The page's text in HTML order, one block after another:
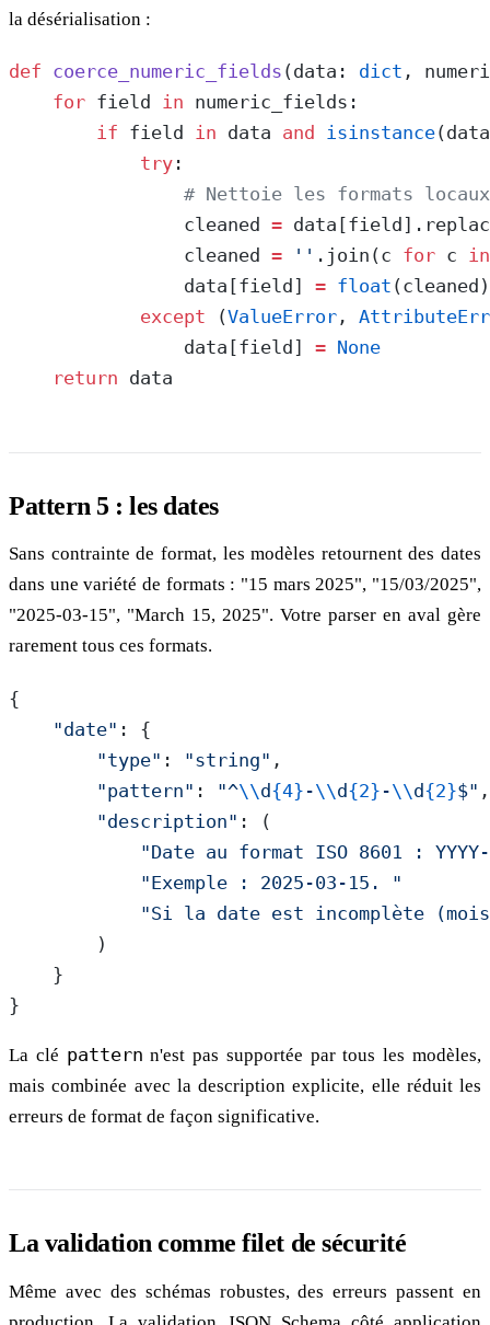
la désérialisation :
def coerce_numeric_fields (data: dict ,
    for
field in numeric_fields:
        if
field in data and isinstance
            try
:
# Nettoie les formats
                cleaned
=
                cleaned
= '' .join(c for c in
                data[field]
= float (cleaned)
            except
(ValueError ,
                data[field]
= None
    return
data
Pattern 5 : les dates
Sans contrainte de format, les modèles retournent des dates
dans une variété de formats : "15 mars 2025", "15/03/2025",
"2025-03-15", "March 15, 2025". Votre parser en aval gère
rarement tous ces formats.
{
    "date"
: {
        "type"
: "string" ,
        "pattern"
: "^\\d{4} -\\d{2} -\\d{2}$" ,
        "description"
: (
"Date au format ISO 8601 :
            "Exemple : 2025-03-15. "
"Si la date est incomplète
        )
    }
}
La clé pattern n'est pas supportée par tous les modèles,
mais combinée avec la description explicite, elle réduit les
erreurs de format de façon significative.
La validation comme filet de sécurité
Même avec des schémas robustes, des erreurs passent en